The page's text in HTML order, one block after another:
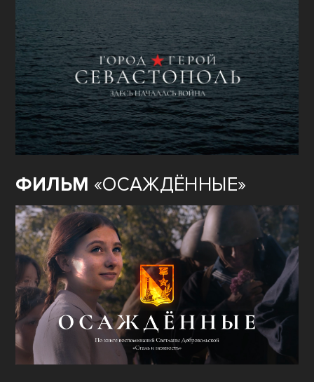
ФИЛЬМ «ОСАЖДЁННЫЕ»